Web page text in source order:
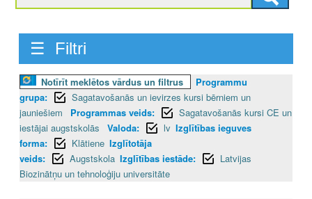
☰ Filtri
Notīrīt meklētos vārdus un filtrus
Programmu
grupa:
Sagatavošanās un ievirzes kursi bērniem un
jauniešiem
Programmas veids:
Sagatavošanās kursi CE un
iestājai augstskolās
Valoda: lv Izglītības ieguves
forma:
Klātiene Izglītotāja
veids:
Augstskola Izglītības iestāde:
Latvijas
Biozinātņu un tehnoloģiju universitāte